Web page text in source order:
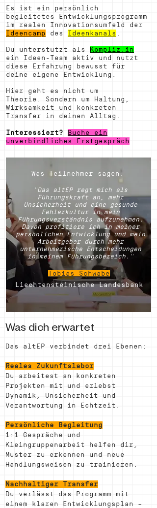
Es ist ein persönlich
begleitetes Entwicklungsprogramm
im realen Innovationsumfeld der
Ideencamp des Ideenkanals .
Du unterstützt als
Kompliz:in
ein Ideen-Team aktiv und nutzt
diese Erfahrung bewusst für
deine eigene Entwicklung.
Hier geht es nicht um
Theorie. Sondern um Haltung,
Wirksamkeit und konkreten
Transfer in deinen Alltag.
Interessiert?
Buche ein
unverbindliches Erstgespräch
Was Teilnehmer sagen:
"Das altEP regt mich als
Führungskraft an, mehr
Unsicherheit und eine gesunde
Fehlerkultur in mein
Führungsverständnis aufzunehmen.
Davon profitiere ich in meiner
persönlichen Entwicklung und mein
Arbeitgeber durch mehr
unternehmerische Entscheidungen
in meinem Führungsbereich."
Tobias Schwabe
Liechtensteinische Landesbank
Was dich erwartet
Das altEP verbindet drei Ebenen:
Reales Zukunftslabor
Du arbeitest an konkreten
Projekten mit und erlebst
Dynamik, Unsicherheit und
Verantwortung in Echtzeit.
Persönliche Begleitung
1:1 Gespräche und
Kleingruppenarbeit helfen dir,
Muster zu erkennen und neue
Handlungsweisen zu trainieren.
Nachhaltiger Transfer
Du verlässt das Programm mit
einem klaren Entwicklungsplan –